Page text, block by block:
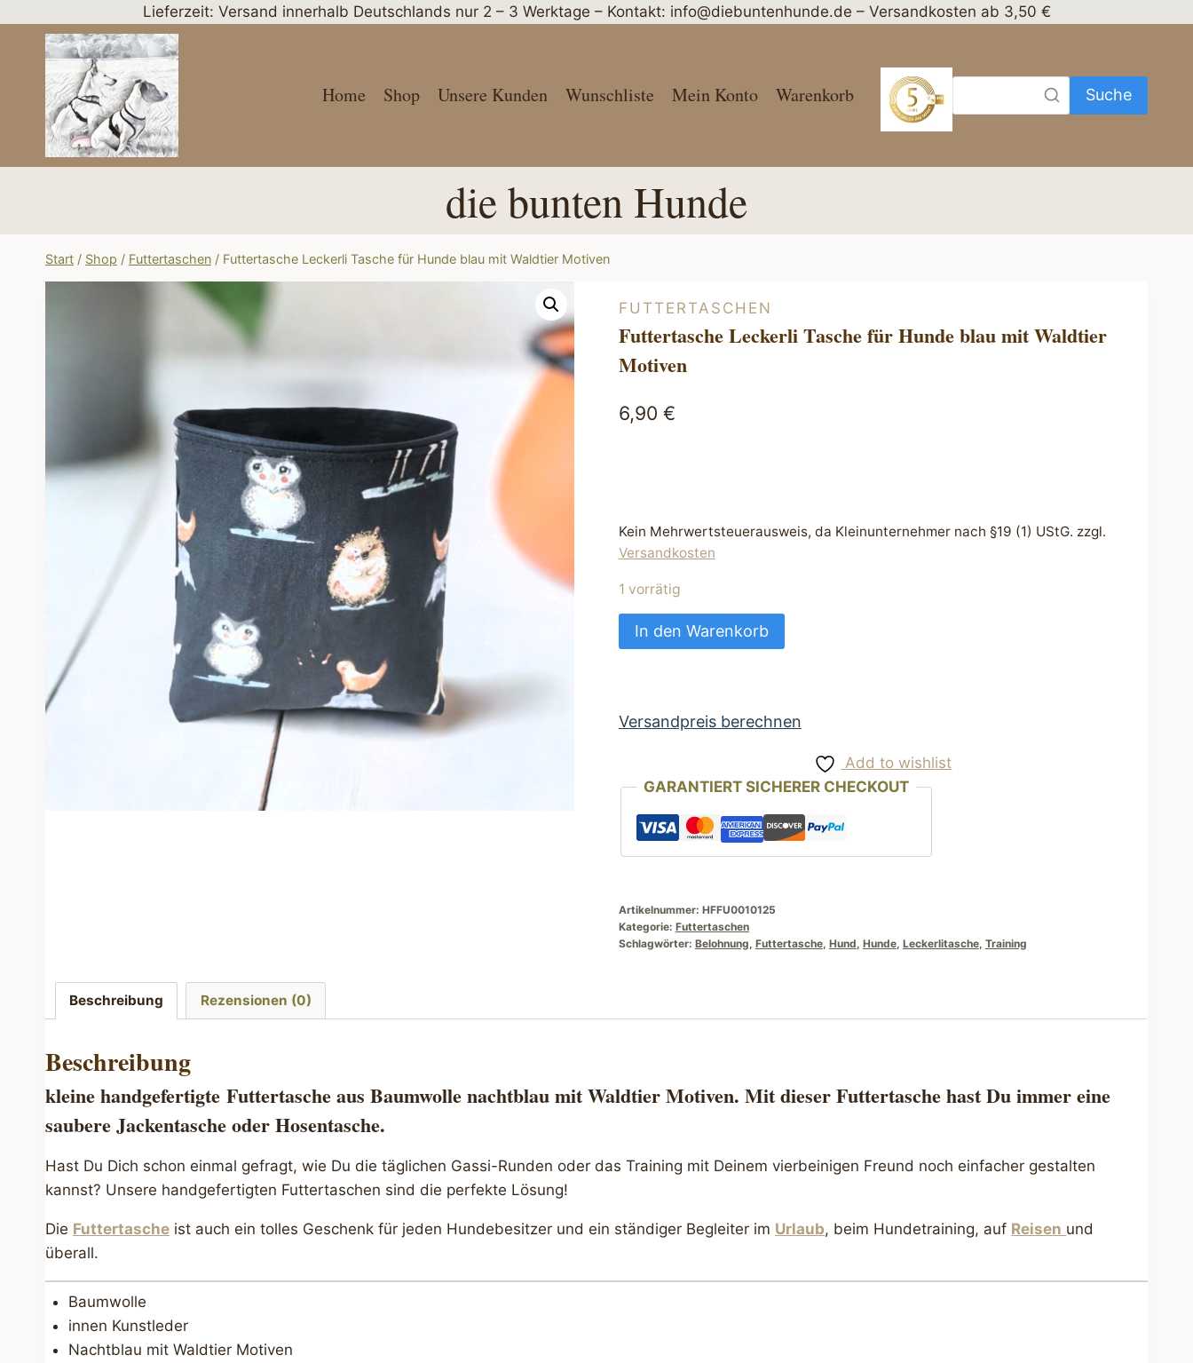
springen
Lieferzeit: Versand innerhalb Deutschlands nur 2 – 3 Werktage – Kontakt: info@diebuntenhunde.de – Versandkosten ab 3,50 €
Home Shop Unsere Kunden Wunschliste Mein Konto Warenkorb Suche
die bunten Hunde
Start / Shop / Futtertaschen / Futtertasche Leckerli Tasche für Hunde blau mit Waldtier Motiven
FUTTERTASCHEN
Futtertasche Leckerli Tasche für Hunde blau mit Waldtier
Motiven
6,90 €
Kein Mehrwertsteuerausweis, da Kleinunternehmer nach §19 (1) UStG. zzgl.
Versandkosten
1 vorrätig
Futtertasche
Leckerli
Hunde
Waldtier
Motiven
Menge
In den Warenkorb
Versandpreis berechnen
Add to wishlist
GARANTIERT SICHERER CHECKOUT
Artikelnummer: HFFU0010125
Kategorie: Futtertaschen
Schlagwörter: Belohnung, Futtertasche, Hund, Hunde, Leckerlitasche, Training
Beschreibung Rezensionen (0)
Beschreibung
kleine handgefertigte Futtertascheaus Baumwolle nachtblau mit Waldtier Motiven. Mit dieser Futtertasche hast Du immer eine
saubere Jackentasche oder Hosentasche.
Hast Du Dich schon einmal gefragt, wie Du die täglichen Gassi-Runden oder das Training mit Deinem vierbeinigen Freund noch einfacher gestalten
kannst? Unsere handgefertigten Futtertaschen sind die perfekte Lösung!
Die Futtertasche ist auch ein tolles Geschenk für jeden Hundebesitzer und ein ständiger Begleiter im Urlaub, beim Hundetraining, auf Reisen und
überall.
Baumwolle
innen Kunstleder
Nachtblau mit Waldtier Motiven